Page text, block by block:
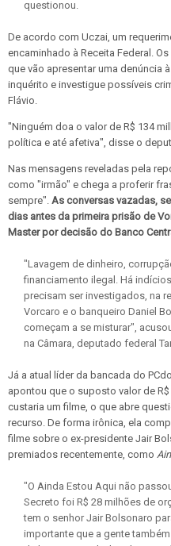
questionou.
De acordo com Uczai, um
encaminhado à Receita Federal.
que vão apresentar uma denúncia
inquérito e investigue possíveis
Flávio.
"Ninguém doa o valor de R$ 134
política e até afetiva", disse o
Nas mensagens reveladas pela
como "irmão" e chega a proferir
sempre". As conversas vazadas,
dias antes da primeira prisão de
Master por decisão do Banco
"Lavagem de dinheiro,
financiamento ilegal. Há
precisam ser investigados, na
Vorcaro e o banqueiro Daniel
começam a se misturar",
na Câmara, deputado federal
Já a atual líder da bancada do
apontou que o suposto valor de
custaria um filme, o que abre
recurso. De forma irônica, ela
filme sobre o ex-presidente Jair
premiados recentemente, como
"O Ainda Estou Aqui não
Secreto foi R$ 28 milhões de
tem o senhor Jair Bolsonaro
importante que a gente